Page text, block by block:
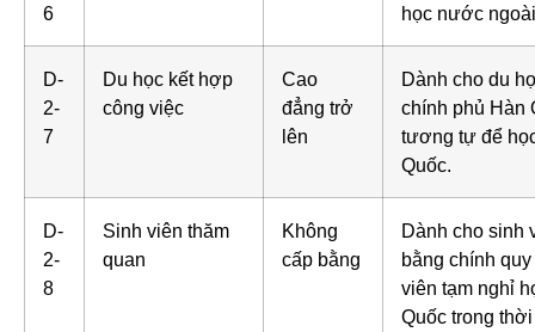
6
học nước
D-
2-
7
Du học kết hợp
công việc
Cao
đẳng trở
lên
Dành cho du
chính phủ Hàn
tương tự để
Quốc.
D-
2-
8
Sinh viên thăm
quan
Không
cấp bằng
Dành cho sinh
bằng chính
viên tạm nghỉ
Quốc trong